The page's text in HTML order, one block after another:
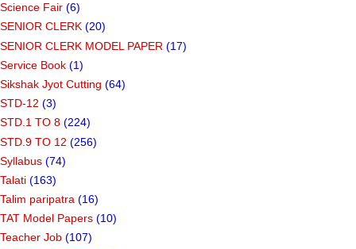
Science Fair (6)
SENIOR CLERK (20)
SENIOR CLERK MODEL PAPER (17)
Service Book (1)
Sikshak Jyot Cutting (64)
STD-12 (3)
STD.1 TO 8 (224)
STD.9 TO 12 (256)
Syllabus (74)
Talati (163)
Talim paripatra (16)
TAT Model Papers (10)
Teacher Job (107)